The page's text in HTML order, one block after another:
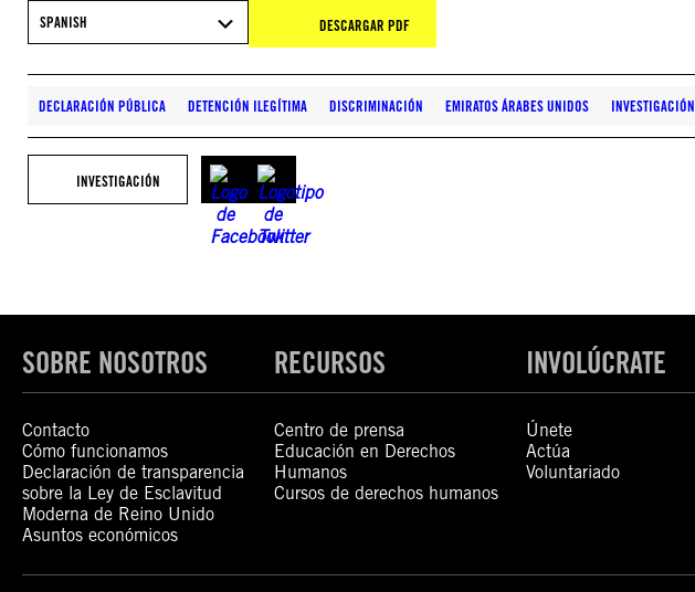
SPANISH DESCARGAR PDF
DECLARACIÓN PÚBLICA DETENCIÓN ILEGÍTIMA DISCRIMINACIÓN EMIRATOS ÁRABES UNIDOS INVESTIGACIÓN
INVESTIGACIÓN
SOBRE NOSOTROS
Contacto
Cómo funcionamos
Declaración de transparencia
sobre la Ley de Esclavitud
Moderna de Reino Unido
Asuntos económicos
RECURSOS
Centro de prensa
Educación en Derechos
Humanos
Cursos de derechos humanos
INVOLÚCRATE
Únete
Actúa
Voluntariado